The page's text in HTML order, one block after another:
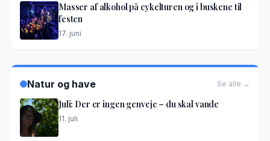
Masser af alkohol på cykelturen og i buskene til
festen
17. juni
Natur og have Se alle →
Juli: Der er ingen genveje – du skal vande
11. juli